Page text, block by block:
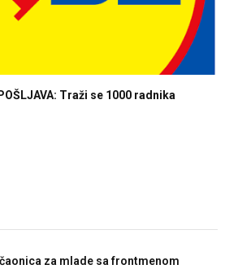
Traži se 1000 radnika
za mlade sa frontmenom